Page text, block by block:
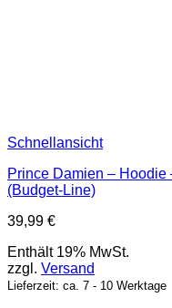
Schnellansicht
Prince Damien –
(Budget-Line)
39,99 €
Enthält 19% MwSt.
zzgl. Versand
Lieferzeit: ca. 7 - 10 Werktage